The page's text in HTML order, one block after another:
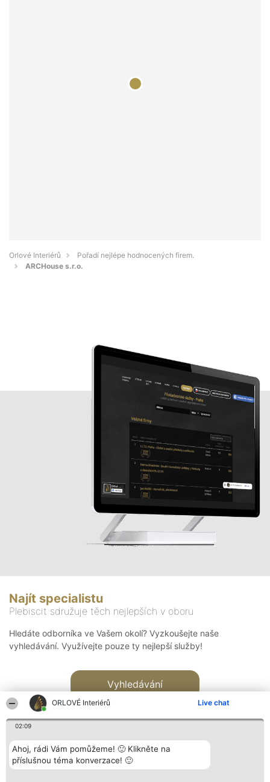
ORLOVÉ Interiérů Live chat
02:09
Ahoj, rádi Vám pomůžeme! 🙂 Klikněte na
příslušnou téma konverzace! 🙂
Orlové Interiérů
Pořadí nejlépe hodnocených firem.
ARCHouse s.r.o.
Najít specialistu
Plebiscit sdružuje těch nejlepších v oboru
Hledáte odborníka ve Vašem okolí? Vyzkoušejte naše
vyhledávání. Využívejte pouze ty nejlepší služby!
Vyhledávání